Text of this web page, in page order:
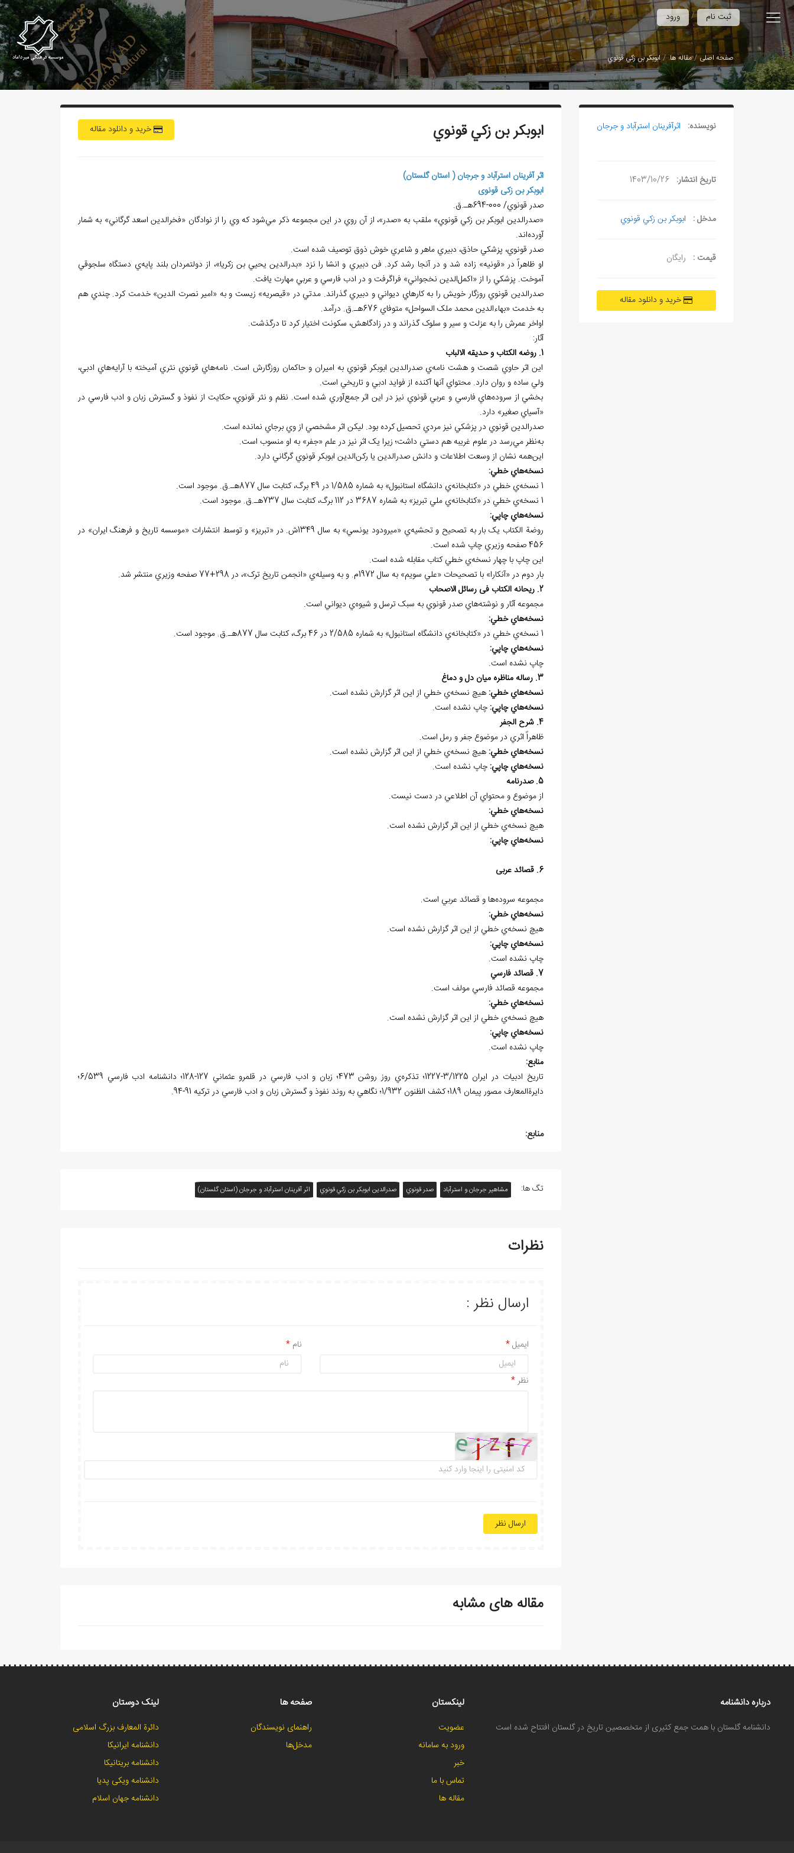
ورود / ثبت نام
صفحه اصلی مقاله ها ابوبکر بن زکي قونوي
نویسنده: اثرآفرينان استرآباد و جرجان
تاریخ انتشار: 1403/10/26
مدخل : ابوبکر بن زکي قونوي
قیمت : رایگان
خرید و دانلود مقاله
خرید و دانلود مقاله ابوبکر بن زکي قونوي
اثر آفرينان استرآباد و جرجان ( استان گلستان)
ابوبکر بن زکی قونوی
صدر قونوي/ 000-694هـ.ق.
«صدرالدين ابوبکر بن زکي قونوي» ملقب به «صدر»، از آن روي در اين مجموعه ذکر مي‌شود که وي را از نوادگان «فخرالدين اسعد گرگاني» به شمار
آورده‌اند.
صدر قونوي، پزشکي حاذق، دبيري ماهر و شاعري خوش ذوق توصيف شده است.
او ظاهراً در «قونيه» زاده شد و در آنجا رشد کرد. فن دبيري و انشا را نزد «بدرالدين يحيي بن زکريا»، از دولتمردان بلند پايه‌ي دستگاه سلجوقي
آموخت. پزشکي را از «اکمل‌الدين نخجواني» فراگرفت و در ادب فارسي و عربي مهارت يافت.
صدرالدين قونوي روزگار خويش را به کارهاي ديواني و دبيري گذراند. مدتي در «قيصريه» زيست و به «امير نصرت ‌الدين» خدمت کرد. چندي هم
به خدمت «بهاءالدين محمد ملک السواحل» متوفاي 676هـ.ق. درآمد.
اواخر عمرش را به عزلت و سير و سلوک گذراند و در زادگاهش، سکونت اختيار کرد تا درگذشت.
آثار:
1. روضه الکتاب و حدیقه الالباب
اين اثر حاوي شصت و هشت نامه‌ي صدرالدين ابوبکر قونوي به اميران و حاکمان روزگارش است. نامه‌هاي قونوي نثري آميخته با آرايه‌هاي ادبي،
ولي ساده و روان دارد. محتواي آنها آکنده از فوايد ادبي و تاريخي است.
بخشي از سروده‌هاي فارسي و عربي قونوي نيز در اين اثر جمع‌آوري شده است. نظم و نثر قونوي، حکايت از نفوذ و گسترش زبان و ادب فارسي در
«آسياي صغير» دارد.
صدرالدين قونوي در پزشکي نيز مردي تحصيل کرده بود. ليکن اثر مشخصي از وي برجاي نمانده است.
به‌نظر مي‌رسد در علوم غريبه هم دستي داشت؛ زيرا يک اثر نيز در علم «جفر» به او منسوب است.
اين‌همه نشان از وسعت اطلاعات و دانش صدرالدين يا رکن‌الدين ابوبکر قونوي گرگاني دارد.
نسخههاي خطي:
1 نسخه‌ي خطي در «کتابخانه‌ي دانشگاه استانبول» به شماره 1/585 در 49 برگ، کتابت سال 877هـ.ق. موجود است.
1 نسخه‌ي خطي در «کتابخانه‌ي ملي تبريز» به شماره 3687 در 112 برگ، کتابت سال 737هـ.ق. موجود است.
نسخههاي چاپي:
روضة الکتاب يک بار به تصحيح و تحشيه‌ي «ميرودود يونسي» به سال 1349ش. در «تبريز» و توسط انتشارات «موسسه تاريخ و فرهنگ ايران» در
456 صفحه وزيري چاپ شده است.
اين چاپ با چهار نسخه‌ي خطي کتاب مقابله شده است.
بار دوم در «آنکارا» با تصحيحات «علي سويم» به سال 1972م. و به وسيله‌ي «انجمن تاريخ ترک»، در 298+77 صفحه وزيري منتشر شد.
2. ریحانه الکتاب فی رسائل الاصحاب
مجموعه آثار و نوشته‌هاي صدر قونوي به سبک ترسل و شيوه‌ي ديواني است.
نسخههاي خطي:
1 نسخه‌ي خطي در «کتابخانه‌ي دانشگاه استانبول» به شماره 2/585 در 46 برگ، کتابت سال 877هـ.ق. موجود است.
نسخههاي چاپي:
چاپ نشده است.
3. رساله مناظره میان دل و دماغ
نسخههاي خطي:هيچ نسخه‌ي خطي از اين اثر گزارش نشده است.
نسخههاي چاپي:چاپ نشده است.
4. شرح الجفر
ظاهراً اثري در موضوع جفر و رمل است.
نسخههاي خطي:هيچ نسخه‌ي خطي از اين اثر گزارش نشده است.
نسخههاي چاپي:چاپ نشده است.
5. صدرنامه
از موضوع و محتواي آن اطلاعي در دست نيست.
نسخههاي خطي:
هيچ نسخه‌ي خطي از اين اثر گزارش نشده است.
نسخههاي چاپي:
6. قصائد عربی
مجموعه سروده‌ها و قصائد عربي است.
نسخههاي خطي:
هيچ نسخه‌ي خطي از اين اثر گزارش نشده است.
نسخههاي چاپي:
چاپ نشده است.
7. قصائد فارسي
مجموعه قصائد فارسي مولف است.
نسخههاي خطي:
هيچ نسخه‌ي خطي از اين اثر گزارش نشده است.
نسخههاي چاپي:
چاپ نشده است.
منابع:
تاريخ ادبيات در ايران 3/1225-1227؛ تذکره‌ي روز روشن 473؛ زبان و ادب فارسي در قلمرو عثماني 127-128؛ دانشنامه‌ ادب فارسي 6/539؛
دايرةالمعارف مصور پيمان 189؛ کشف الظنون 1/932؛ نگاهي به روند نفوذ و گسترش زبان و ادب فارسي در ترکيه 91-94.
منابع:
تگ ها: مشاهیر جرجان و استرآباد صدر قونوي صدرالدين ابوبکر بن زکي قونوي اثر آفرينان استرآباد و جرجان (استان گلستان)
نظرات
ارسال نظر :
نام ایمیل
نظر
ارسال نظر
مقاله های مشابه
درباره دانشنامه
دانشنامه گلستان با همت جمع کثیری از متخصصین تاریخ در گلستان افتتاح شده است
لینکستان
عضویت
ورود به سامانه
خبر
تماس با ما
مقاله ها
صفحه ها
راهنمای نویسندگان
مدخل‌ها
لینک دوستان
دائرة المعارف بزرگ اسلامی
دانشنامه ایرانیکا
دانشنامه بریتانیکا
دانشنامه ویکی پدیا
دانشنامه جهان اسلام